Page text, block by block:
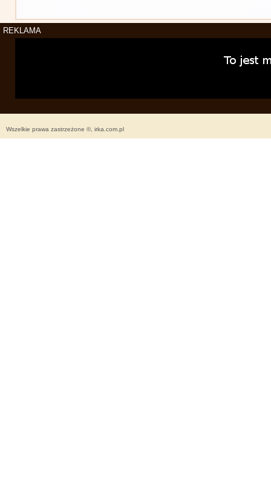
REKLAMA
Wszelkie prawa zastrzeżone ©, irka.com.pl